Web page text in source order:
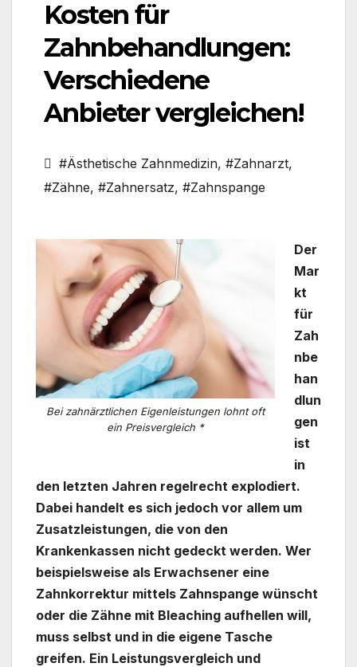
Kosten für
Zahnbehandlungen:
Verschiedene
Anbieter vergleichen!
#Ästhetische Zahnmedizin, #Zahnarzt,
#Zähne, #Zahnersatz, #Zahnspange
Bei zahnärztlichen Eigenleistungen lohnt oft
ein Preisvergleich *
Der
Mar
kt
für
Zah
nbe
han
dlun
gen
ist
in
den letzten Jahren regelrecht explodiert.
Dabei handelt es sich jedoch vor allem um
Zusatzleistungen, die von den
Krankenkassen nicht gedeckt werden. Wer
beispielsweise als Erwachsener eine
Zahnkorrektur mittels Zahnspange wünscht
oder die Zähne mit Bleaching aufhellen will,
muss selbst und in die eigene Tasche
greifen. Ein Leistungsvergleich und